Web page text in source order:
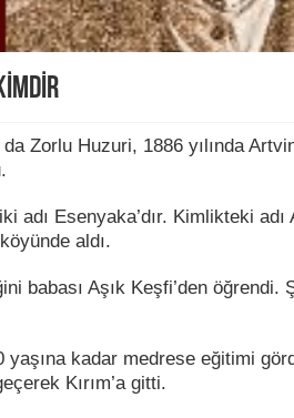
Zorlu Huzuri, 1886 yılında
adı Esenyaka’dır. Kimlikteki
aldı.
babası Aşık Keşfi’den
yaşına kadar medrese eğitimi
Kırım’a gitti.